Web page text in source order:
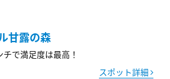
甘露の森
で満足度は最高！
スポット詳細